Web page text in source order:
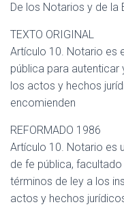
De los Notarios y de la
TEXTO ORIGINAL
Artículo 10. Notario es
pública para
los actos y hechos
encomienden
REFORMADO 1986
Artículo 10. Notario es
de fe pública,
términos de ley a los
actos y hechos